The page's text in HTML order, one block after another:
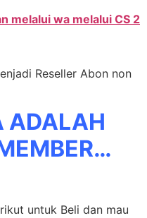
melalui wa melalui CS 2
Reseller Abon non
ADALAH
untuk Beli dan mau